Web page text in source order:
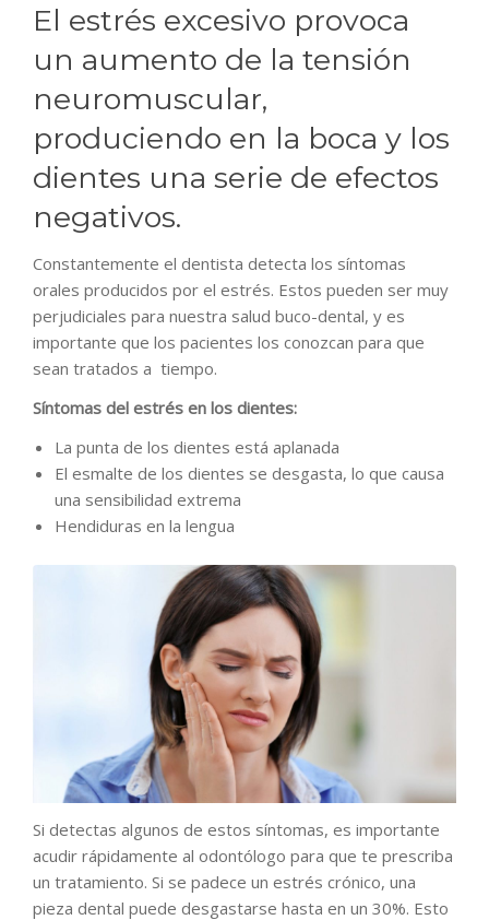
El estrés excesivo provoca
un aumento de la tensión
neuromuscular,
produciendo en la boca y los
dientes una serie de efectos
negativos.
Constantemente el dentista detecta los síntomas
orales producidos por el estrés. Estos pueden ser muy
perjudiciales para nuestra salud buco-dental, y es
importante que los pacientes los conozcan para que
sean tratados a tiempo.
Síntomas del estrés en los dientes:
La punta de los dientes está aplanada
El esmalte de los dientes se desgasta, lo que causa
una sensibilidad extrema
Hendiduras en la lengua
Si detectas algunos de estos síntomas, es importante
acudir rápidamente al odontólogo para que te prescriba
un tratamiento. Si se padece un estrés crónico, una
pieza dental puede desgastarse hasta en un 30%. Esto